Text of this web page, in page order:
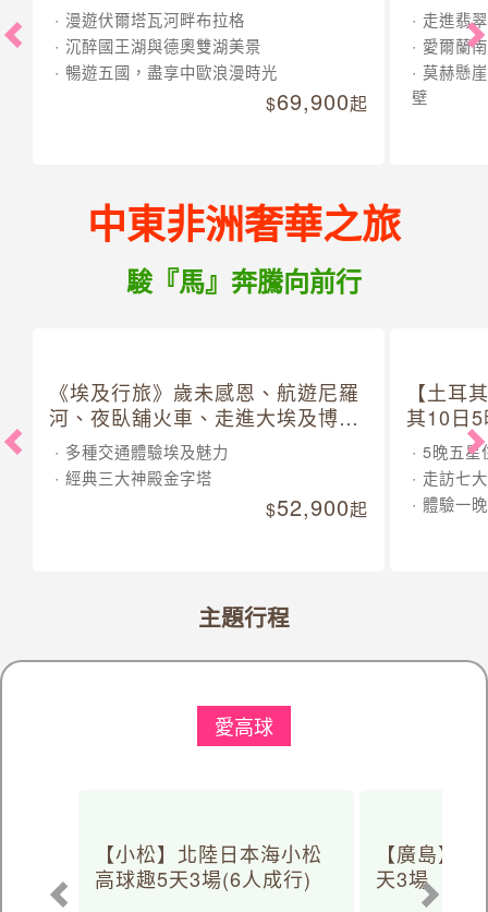
漫遊伏爾塔瓦河畔布拉格
沉醉國王湖與德奧雙湖美景
暢遊五國，盡享中歐浪漫時光
69,900起
走進翡
愛爾蘭
莫赫懸
壁
中東非洲奢華之旅
駿『馬』奔騰向前行
《埃及行旅》歲未感恩、航遊尼羅
河、夜臥舖火車、走進大埃及博物
館 10 日
多種交通體驗埃及魅力
經典三大神殿金字塔
52,900起
【土耳
其10日
5晚五星
走訪七
體驗一
愛高球
主題行程
【小松】北陸日本海小松
高球趣5天3場(6人成行)
【廣島】
天3場